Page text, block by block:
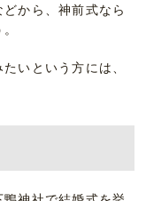
から、神前式なら
いという方には、